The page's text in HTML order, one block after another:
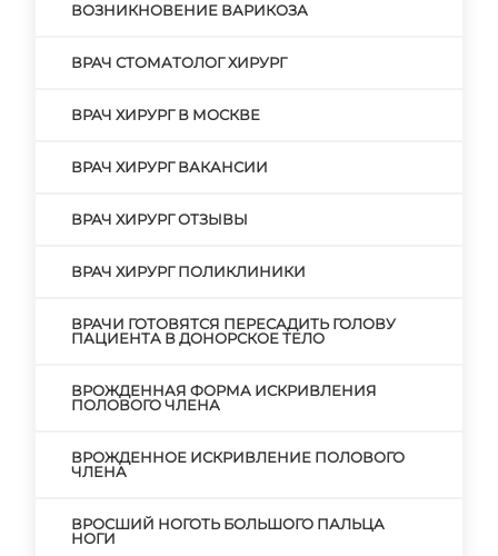
ВОЗНИКНОВЕНИЕ ВАРИКОЗА
ВРАЧ СТОМАТОЛОГ ХИРУРГ
ВРАЧ ХИРУРГ В МОСКВЕ
ВРАЧ ХИРУРГ ВАКАНСИИ
ВРАЧ ХИРУРГ ОТЗЫВЫ
ВРАЧ ХИРУРГ ПОЛИКЛИНИКИ
ВРАЧИ ГОТОВЯТСЯ ПЕРЕСАДИТЬ ГОЛОВУ
ПАЦИЕНТА В ДОНОРСКОЕ ТЕЛО
ВРОЖДЕННАЯ ФОРМА ИСКРИВЛЕНИЯ
ПОЛОВОГО ЧЛЕНА
ВРОЖДЕННОЕ ИСКРИВЛЕНИЕ ПОЛОВОГО
ЧЛЕНА
ВРОСШИЙ НОГОТЬ БОЛЬШОГО ПАЛЬЦА
НОГИ